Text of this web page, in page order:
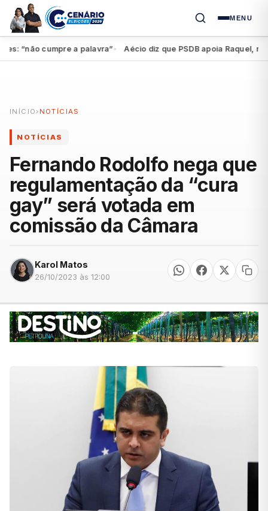
MENU
cumpre a palavra”● Aécio diz que PSDB apoia Raquel, mas
INÍCIO ›NOTÍCIAS
NOTÍCIAS
Fernando Rodolfo nega que
regulamentação da “cura
gay” será votada em
comissão da Câmara
Karol Matos
26/10/2023 às 12:00